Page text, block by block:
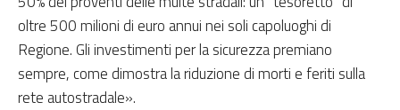
oltre 500 milioni di euro annui nei soli capoluoghi di
Regione. Gli investimenti per la sicurezza premiano
sempre, come dimostra la riduzione di morti e feriti sulla
rete autostradale».